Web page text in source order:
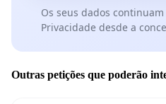
Os seus dados
Privacidade desde a
Outras petições que poderão